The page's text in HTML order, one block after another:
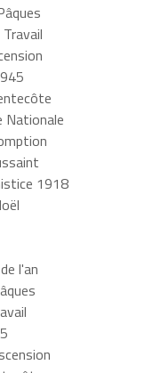
Nationale
1918
l'an